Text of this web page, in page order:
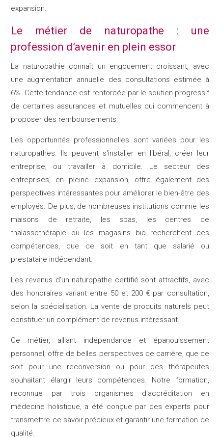
expansion.
Le métier de naturopathe : une
profession d’avenir en plein essor
La naturopathie connaît un engouement croissant, avec
une augmentation annuelle des consultations estimée à
6%. Cette tendance est renforcée par le soutien progressif
de certaines assurances et mutuelles qui commencent à
proposer des remboursements.
Les opportunités professionnelles sont variées pour les
naturopathes. Ils peuvent s'installer en libéral, créer leur
entreprise, ou travailler à domicile. Le secteur des
entreprises, en pleine expansion, offre également des
perspectives intéressantes pour améliorer le bien-être des
employés. De plus, de nombreuses institutions comme les
maisons de retraite, les spas, les centres de
thalassothérapie ou les magasins bio recherchent ces
compétences, que ce soit en tant que salarié ou
prestataire indépendant.
Les revenus d'un naturopathe certifié sont attractifs, avec
des honoraires variant entre 50 et 200 € par consultation,
selon la spécialisation. La vente de produits naturels peut
constituer un complément de revenus intéressant.
Ce métier, alliant indépendance et épanouissement
personnel, offre de belles perspectives de carrière, que ce
soit pour une reconversion ou pour des thérapeutes
souhaitant élargir leurs compétences. Notre formation,
reconnue par trois organismes d'accréditation en
médecine holistique, a été conçue par des experts pour
transmettre ce savoir précieux et garantir une formation de
qualité.